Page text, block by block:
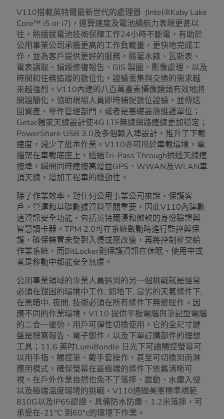
V110搭載英特爾最新世代的處理器 (Intel®Kaby Lake
Core™ i5 or i7)，運算速度及電池續航力表現更甚以
往，熱插拔電池技術保障工作24小時不斷電，有助於
公用事業公司承擔更高的工作負載量，更快地完成工
作，並為客戶提供更好的服務。隨著水錶、瓦斯表、
電表讀取、損毀修復報告、GIS 製圖、影像處理、以及
時間和任務追蹤的數位化，證據蒐集與交換的需求越
來越強烈。V110內建的八百萬畫素攝像鏡頭有效地將
問題簡化，協助現場人員即時捕捉數位證據，並傳送
回資產、零件管理部門，或者是基礎設施維護單位；
Getac獨家天線設計使4G LTE無線網路連線更加穩定；
PowerShare USB 3.0及多個輸入埠設計，推升了下載
速度，減少了紙本作業。V110亦可用於車載環境，電
腦架在車載底座上，透過Tri-Pass Through通透天線連
接埠，瞬間同時連接高增益GPS、WWAN及WLAN車
頂天線，增加工程車的機動性。
除了作業效率，對任何公用事業公司來說，保護客
戶、營運和基礎數據資料至關重要，因此V110內建數
道資訊安全功能，包括英特爾漢和微軟的身份驗證與
智慧讀卡器。TPM 2.0可在系統啟動時進行監控與保
護，確保裝置未受到入侵或竄改後，再將控制權交給
作業系統，而BitLocker則保護資訊在休眠、使用中或
者是移動中都能安全無虞。
公用事業領域的專業人員遇到的另一個挑戰就是經常
必須在艱困的環境中工作, 如地下, 惡劣的天氣條件下,
在黑暗中, 夜間, 技術必須在所有條件下無縫運作。因
應不同的作業環境，V110 提供平板電腦與筆記型電腦
的二合一優勢，用戶可彈性切換使用，它的全尺寸鍵
盤是撰寫報告、電子郵件，以及下單訂購部件的理想
工具；11.6 英吋LumiBondle 日光下可讀觸控螢幕可
以用手指、觸控筆、戴手套操作，甚至可切換到雨淋
應用模式，確保螢幕在最極端的條件下依舊清晰可
視。在戶外作業自然也免不了落摔、震動、水塵入侵
以及極端溫度環境的挑戰，V110通過美軍標準規範
810G以及IP65認證，具備防水防塵、1.2米落摔，可
承受在-21°C 到60°c的環境下作業。